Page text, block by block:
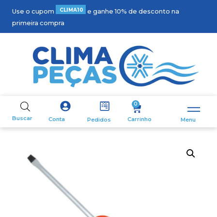
Use o cupom CLIMA10
e ganhe 10% de desconto na
primeira compra
Buscar Conta Pedidos
0
Carrinho Menu